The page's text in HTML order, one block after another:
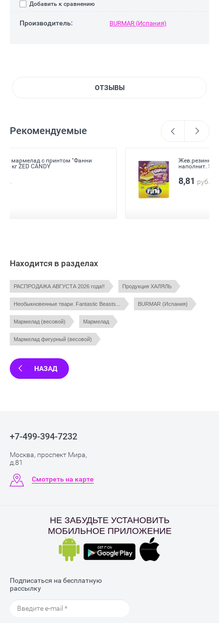
Добавить к сравнению
Производитель: BURMAR (Испания)
ОТЗЫВЫ
Рекомендуемые
Жев.резинка "Бургер" с вишнево-клубнич.
наполнит. 5,5гр х 200шт х 6 /FINI Испания/
Находится в разделах
РАСПРОДАЖА АВГУСТА 2026 года!! Продукция ХАЛЯЛЬ
Необыкновенные твари. Fantastic Beasts... BURMAR (Испания)
Мармелад (весовой) Мармелад
Мармелад фигурный (весовой)
НАЗАД
+7-499-394-7232
Москва, проспект Мира,
д.81
Смотреть на карте
НЕ ЗАБУДЬТЕ УСТАНОВИТЬ
МОБИЛЬНОЕ ПРИЛОЖЕНИЕ
Подписаться на бесплатную
рассылку